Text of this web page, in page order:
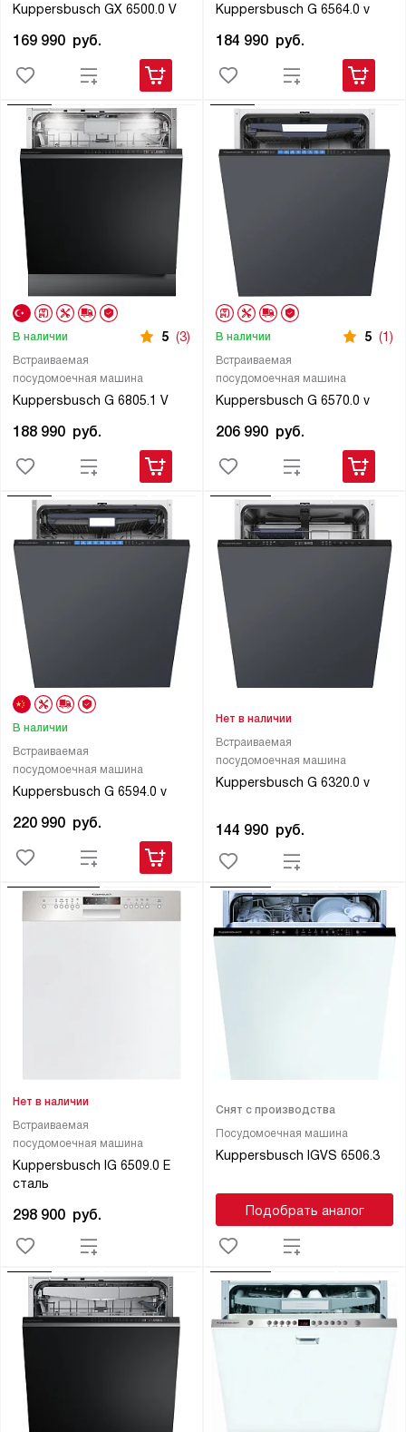
Kuppersbusch GX 6500.0 V
169 990 руб.
Kuppersbusch G 6564.0 v
184 990 руб.
Встраиваемая
посудомоечная машина
Kuppersbusch G 6805.1 V
В наличии 5 (3)
188 990 руб.
Встраиваемая
посудомоечная машина
Kuppersbusch G 6570.0 v
В наличии 5 (1)
206 990 руб.
Встраиваемая
посудомоечная машина
Kuppersbusch G 6594.0 v
В наличии
220 990 руб.
Встраиваемая
посудомоечная машина
Kuppersbusch G 6320.0 v
Нет в наличии
144 990 руб.
Встраиваемая
посудомоечная машина
Kuppersbusch IG 6509.0 E
сталь
Нет в наличии
298 900 руб.
Посудомоечная машина
Kuppersbusch IGVS 6506.3
Снят с производства
Подобрать аналог